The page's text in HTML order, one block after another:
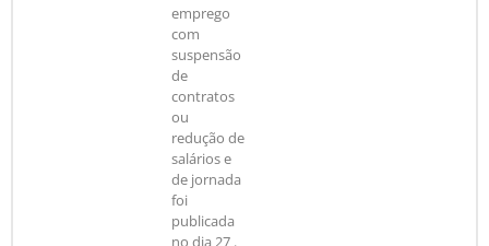
emprego
com
suspensão
de
contratos
ou
redução de
salários e
de jornada
foi
publicada
no dia 27 .